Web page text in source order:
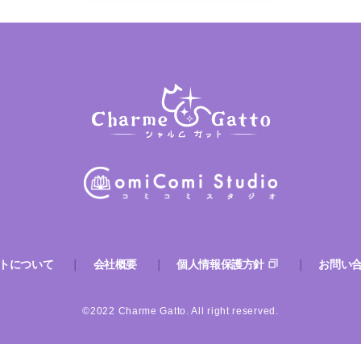
について 会社概要 個人情報保護方針 お問い
©2022 Charme Gatto. All right reserved.